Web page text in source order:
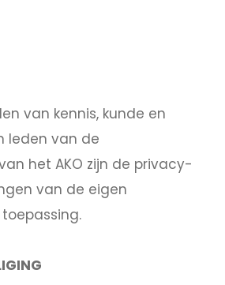
van kennis, kunde en
leden van de
het AKO zijn de privacy-
van de eigen